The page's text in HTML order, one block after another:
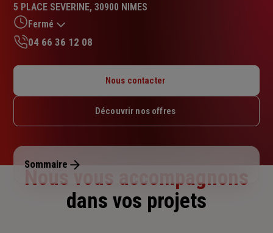
4.8
sur
5
étoiles
5 PLACE SEVERINE, 30900 NIMES
Fermé
Mardi : 08h30 – 12h / 14h – 18h
Jeudi : 08h30 – 12h / 14h – 18h
Dimanche : Fermé
04 66 36 12 08
Nous contacter
Découvrir nos offres
Sommaire
Nous vous accompagnons
dans vos projets